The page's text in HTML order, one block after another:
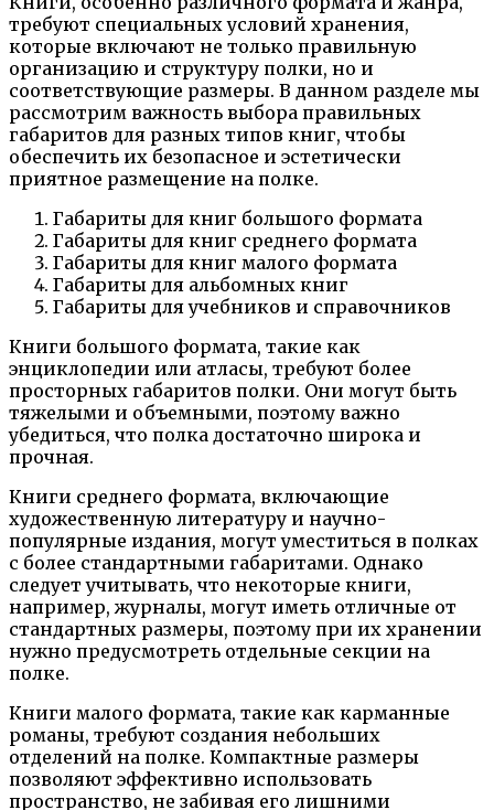
требуют специальных условий хранения,
которые включают не только правильную
организацию и структуру полки, но и
соответствующие размеры. В данном разделе мы
рассмотрим важность выбора правильных
габаритов для разных типов книг, чтобы
обеспечить их безопасное и эстетически
приятное размещение на полке.
Габариты для книг большого формата
Габариты для книг среднего формата
Габариты для книг малого формата
Габариты для альбомных книг
Габариты для учебников и справочников
Книги большого формата, такие как
энциклопедии или атласы, требуют более
просторных габаритов полки. Они могут быть
тяжелыми и объемными, поэтому важно
убедиться, что полка достаточно широка и
прочная.
Книги среднего формата, включающие
художественную литературу и научно-
популярные издания, могут уместиться в полках
с более стандартными габаритами. Однако
следует учитывать, что некоторые книги,
например, журналы, могут иметь отличные от
стандартных размеры, поэтому при их хранении
нужно предусмотреть отдельные секции на
полке.
Книги малого формата, такие как карманные
романы, требуют создания небольших
отделений на полке. Компактные размеры
позволяют эффективно использовать
пространство, не забивая его лишними